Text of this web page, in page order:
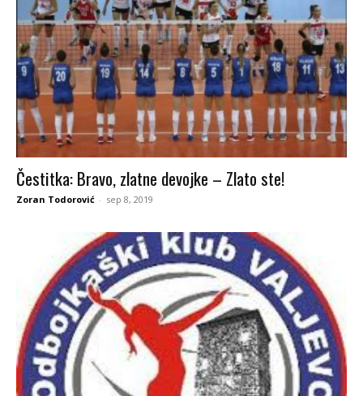
Čestitka: Bravo, zlatne devojke – Zlato ste!
Zoran Todorović - sep 8, 2019